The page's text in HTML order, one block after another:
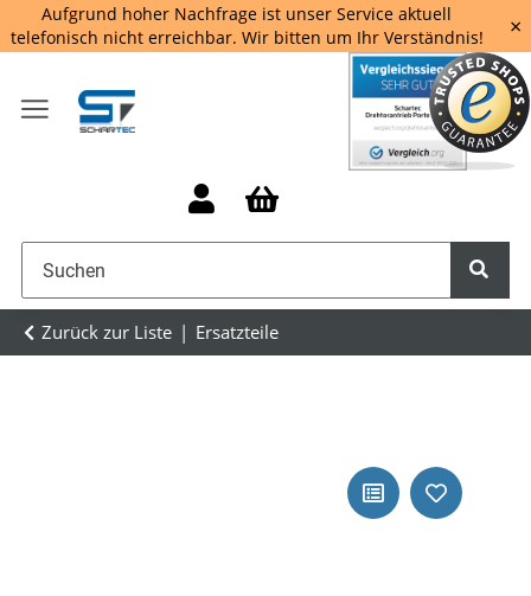
Aufgrund hoher Nachfrage ist unser Service aktuell
telefonisch nicht erreichbar. Wir bitten um Ihr Verständnis!
×
Zurück zur Liste Ersatzteile